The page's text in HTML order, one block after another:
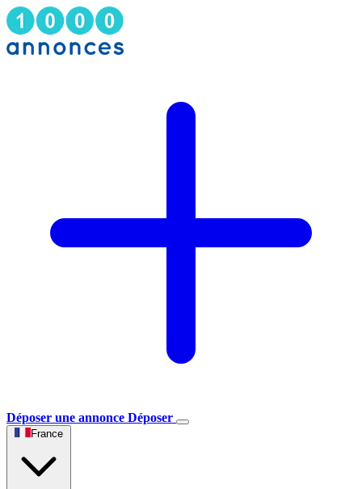
Déposer une annonce Déposer
France